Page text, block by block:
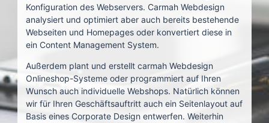
Konfiguration des Webservers. Carmah Webdesign
analysiert und optimiert aber auch bereits bestehende
Webseiten und Homepages oder konvertiert diese in
ein Content Management System.
Außerdem plant und erstellt carmah Webdesign
Onlineshop-Systeme oder programmiert auf Ihren
Wunsch auch individuelle Webshops. Natürlich können
wir für Ihren Geschäftsauftritt auch ein Seitenlayout auf
Basis eines Corporate Design entwerfen. Weiterhin